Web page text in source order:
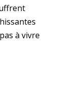
à vivre